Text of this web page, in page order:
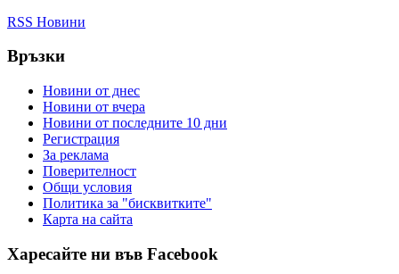
RSS Новини
Връзки
Новини от днес
Новини от вчера
Новини от последните 10 дни
Регистрация
За реклама
Πoвepитeлнocт
Общи условия
Политика за "бисквитките"
Карта на сайта
Харесайте ни във Facebook